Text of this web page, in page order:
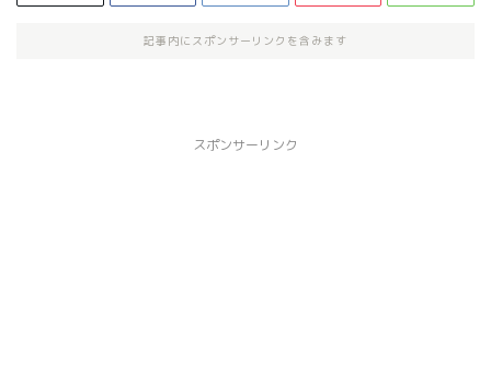
記事内にスポンサーリンクを含みます
スポンサーリンク